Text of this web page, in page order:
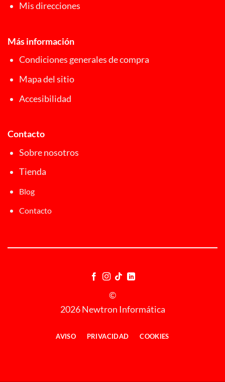
Mis direcciones
Más información
Condiciones generales de compra
Mapa del sitio
Accesibilidad
Contacto
Sobre nosotros
Tienda
Blog
Contacto
©
2026 Newtron Informática
AVISO PRIVACIDAD COOKIES